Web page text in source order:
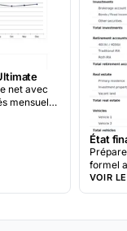
net avec
mensuels,
État
formel
et
VOIR